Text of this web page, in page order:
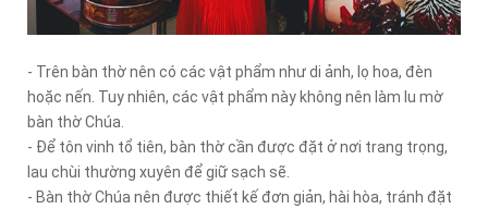
- Trên bàn thờ nên có các vật phẩm như di ảnh, lọ hoa, đèn
hoặc nến. Tuy nhiên, các vật phẩm này không nên làm lu mờ
bàn thờ Chúa.
- Để tôn vinh tổ tiên, bàn thờ cần được đặt ở nơi trang trọng,
lau chùi thường xuyên để giữ sạch sẽ.
- Bàn thờ Chúa nên được thiết kế đơn giản, hài hòa, tránh đặt